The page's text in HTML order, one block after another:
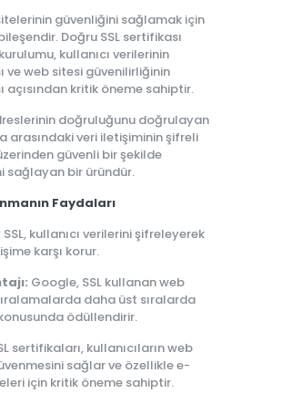
güvenliğini sağlamak için
Doğru SSL sertifikası
kullanıcı verilerinin
ve web sitesi güvenilirliğinin
açısından kritik öneme sahiptir.
doğruluğunu doğrulayan
arasındaki veri iletişiminin şifreli
güvenli bir şekilde
sağlayan bir üründür.
Faydaları
SSL, kullanıcı verilerini şifreleyerek
karşı korur.
Google, SSL kullanan web
daha üst sıralarda
ödüllendirir.
sertifikaları, kullanıcıların web
sağlar ve özellikle e-
için kritik öneme sahiptir.